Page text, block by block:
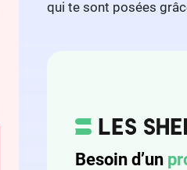
qui te sont posées
Besoin d’un